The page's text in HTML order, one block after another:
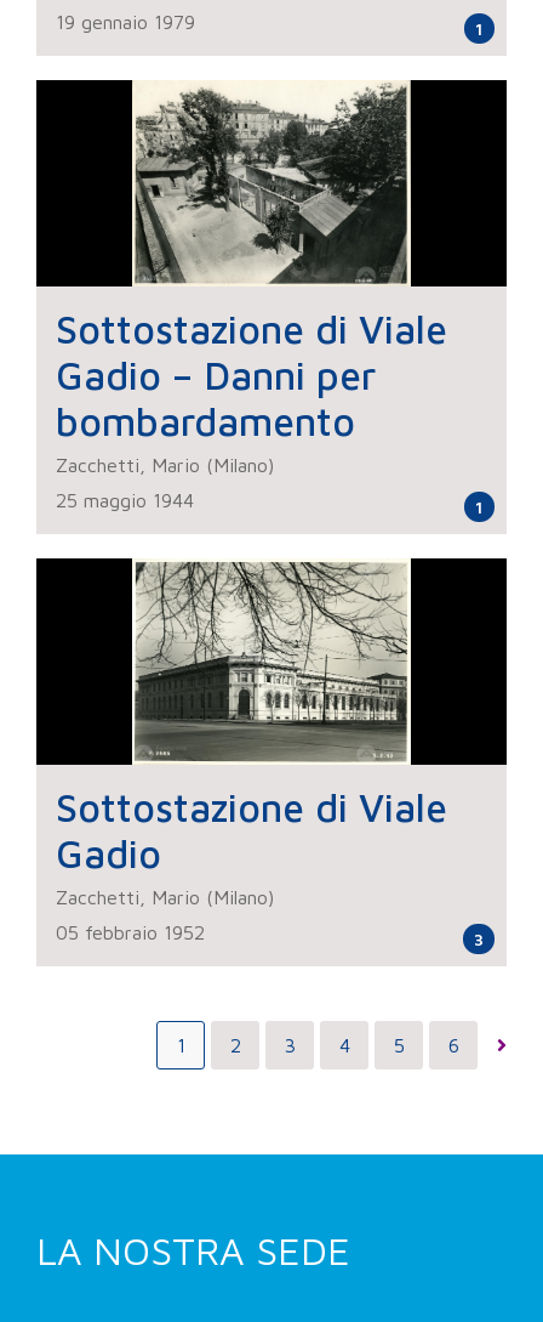
19 gennaio 1979
1
Sottostazione di Viale
Gadio – Danni per
bombardamento
Zacchetti, Mario (Milano)
25 maggio 1944
1
Sottostazione di Viale
Gadio
Zacchetti, Mario (Milano)
05 febbraio 1952
3
1 2 3 4 5 6
LA NOSTRA SEDE